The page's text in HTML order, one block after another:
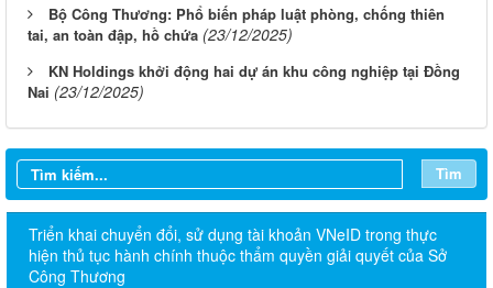
Bộ Công Thương: Phổ biến pháp luật phòng, chống thiên
tai, an toàn đập, hồ chứa (23/12/2025)
KN Holdings khởi động hai dự án khu công nghiệp tại Đồng
Nai (23/12/2025)
Tìm
Triển khai chuyển đổi, sử dụng tài khoản VNeID trong thực
hiện thủ tục hành chính thuộc thẩm quyền giải quyết của Sở
Công Thương